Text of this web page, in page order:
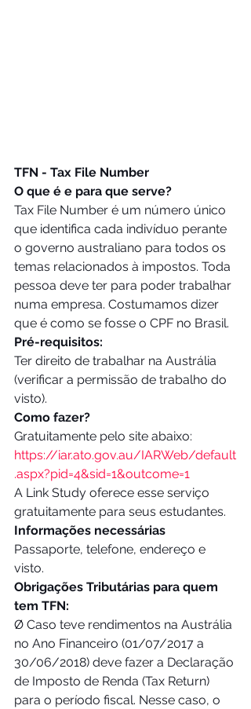
TFN - Tax File Number
O que é e para que serve?
Tax File Number é um número único
que identifica cada indivíduo perante
o governo australiano para todos os
temas relacionados à impostos. Toda
pessoa deve ter para poder trabalhar
numa empresa. Costumamos dizer
que é como se fosse o CPF no Brasil.
Pré-requisitos:
Ter direito de trabalhar na Austrália
(verificar a permissão de trabalho do
visto).
Como fazer?
Gratuitamente pelo site abaixo:
https://iar.ato.gov.au/IARWeb/default
.aspx?pid=4&sid=1&outcome=1
A Link Study oferece esse serviço
gratuitamente para seus estudantes.
Informações necessárias
Passaporte, telefone, endereço e
visto.
Obrigações Tributárias para quem
tem TFN:
Ø Caso teve rendimentos na Austrália
no Ano Financeiro (01/07/2017 a
30/06/2018) deve fazer a Declaração
de Imposto de Renda (Tax Return)
para o período fiscal. Nesse caso, o